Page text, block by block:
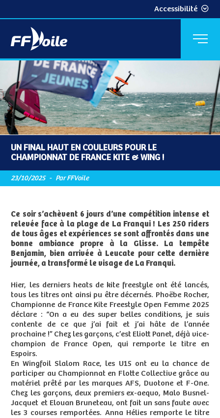
Accessibilité
UN FINAL HAUT EN COULEURS POUR LE
CHAMPIONNAT DE FRANCE KITE & WING !
23/10/2025 - Par FFVoile
Ce soir s’achèvent 6 jours d’une compétition intense et
relevée face à la plage de La Franqui ! Les 250 riders
de tous âges et expériences se sont affrontés dans une
bonne ambiance propre à la Glisse. La tempête
Benjamin, bien arrivée à Leucate pour cette dernière
journée, a transformé le visage de La Franqui.
Hier, les derniers heats de kite freestyle ont été lancés,
tous les titres ont ainsi pu être décernés. Phoëbe Rocher,
Championne de France Kite Freestyle Open Femme 2025
déclare : “On a eu des super belles conditions, je suis
contente de ce que j’ai fait et j’ai hâte de l’année
prochaine !” Chez les garçons, c’est Eliott Panet, déjà vice-
champion de France Open, qui remporte le titre en
Espoirs.
En Wingfoil Slalom Race, les U15 ont eu la chance de
participer au Championnat en Flotte Collective grâce au
matériel prêté par les marques AFS, Duotone et F-One.
Chez les garçons, deux premiers ex-aequo, Malo Busnel-
Jacquet et Elouan Bruneteau, ont fait un sans faute avec
les 3 courses remportées. Anna Hélies remporte le titre